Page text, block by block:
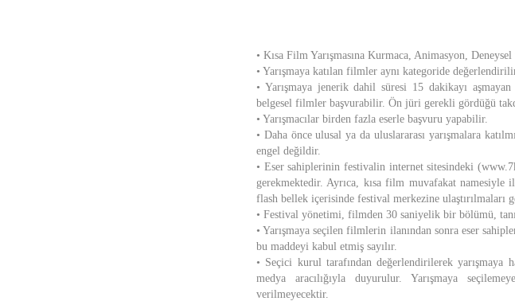
• Kısa Film Yarışmasına Kurmaca, Animasyon,
• Yarışmaya katılan filmler aynı kategoride
• Yarışmaya jenerik dahil süresi 15 dakikayı
belgesel filmler başvurabilir. Ön jüri gerekli gördüğü
• Yarışmacılar birden fazla eserle başvuru yapabilir.
• Daha önce ulusal ya da uluslararası yarışmalara
engel değildir.
• Eser sahiplerinin festivalin internet sitesindeki
gerekmektedir. Ayrıca, kısa film muvafakat
flash bellek içerisinde festival merkezine ulaştırılmaları
• Festival yönetimi, filmden 30 saniyelik bir bölümü,
• Yarışmaya seçilen filmlerin ilanından sonra eser
bu maddeyi kabul etmiş sayılır.
• Seçici kurul tarafından değerlendirilerek
medya aracılığıyla duyurulur. Yarışmaya
verilmeyecektir.